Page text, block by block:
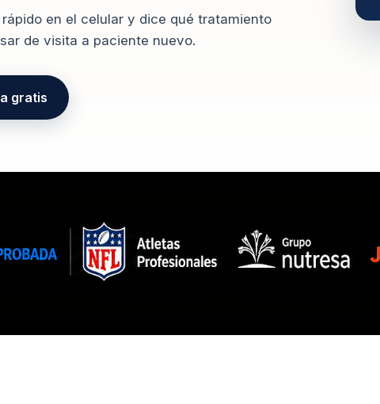
en el celular y dice qué tratamiento
de visita a paciente nuevo.
gratis